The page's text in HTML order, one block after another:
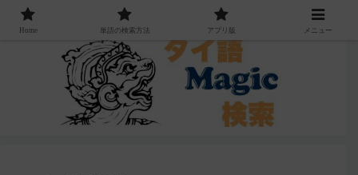
Home 単語の検索方法 アプリ版 メニュー